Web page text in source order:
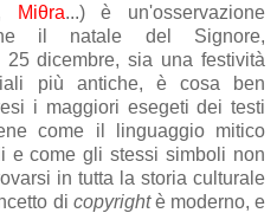
Miθra...) è un'osservazione
il natale del Signore,
dicembre, sia una festività
più antiche, è cosa ben
i maggiori esegeti dei testi
come il linguaggio mitico
e come gli stessi simboli non
in tutta la storia culturale
di copyrightè moderno, e